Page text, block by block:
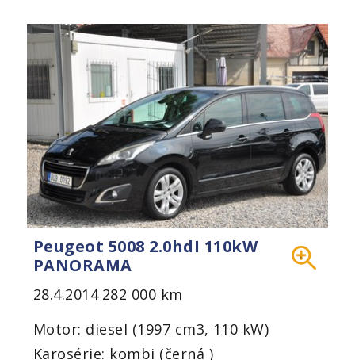
Peugeot 5008 2.0hdI 110kW
PANORAMA
28.4.2014 282 000 km
Motor: diesel (1997 cm3, 110 kW)
Karosérie: kombi (černá )